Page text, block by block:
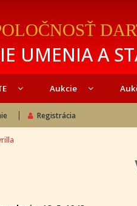
UMENIA A
Aukcie
Registrácia